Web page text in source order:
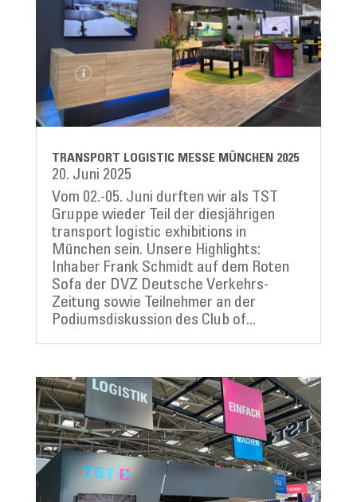
TRANSPORT LOGISTIC MESSE MÜNCHEN 2025
20. Juni 2025
Vom 02.-05. Juni durften wir als TST
Gruppe wieder Teil der diesjährigen
transport logistic exhibitions in
München sein. Unsere Highlights:
Inhaber Frank Schmidt auf dem Roten
Sofa der DVZ Deutsche Verkehrs-
Zeitung sowie Teilnehmer an der
Podiumsdiskussion des Club of...